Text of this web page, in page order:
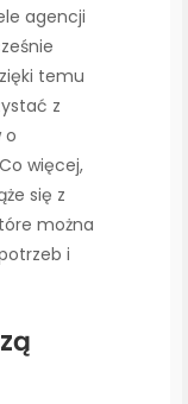
agencji
temu
z
o
więcej,
się z
można
i